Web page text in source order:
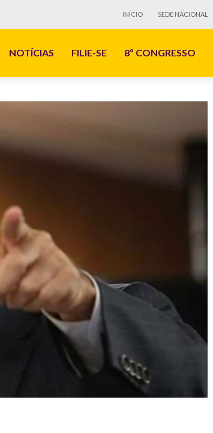
INÍCIO SEDE NACIONAL
NOTÍCIAS FILIE-SE 8º CONGRESSO